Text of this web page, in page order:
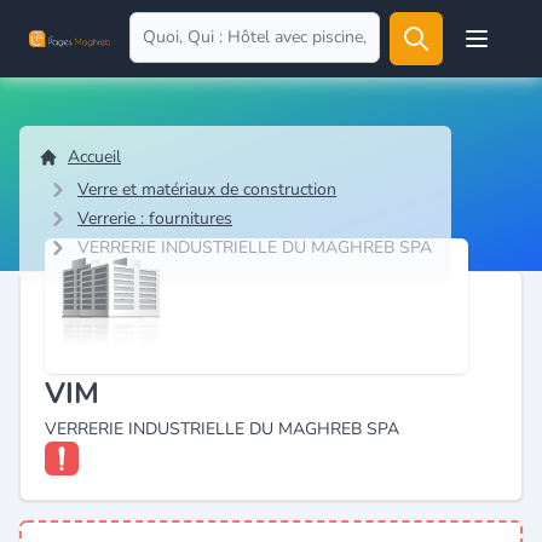
Open
Accueil
Verre et matériaux de construction
Verrerie : fournitures
VERRERIE INDUSTRIELLE DU MAGHREB SPA
VIM
VERRERIE INDUSTRIELLE DU MAGHREB SPA